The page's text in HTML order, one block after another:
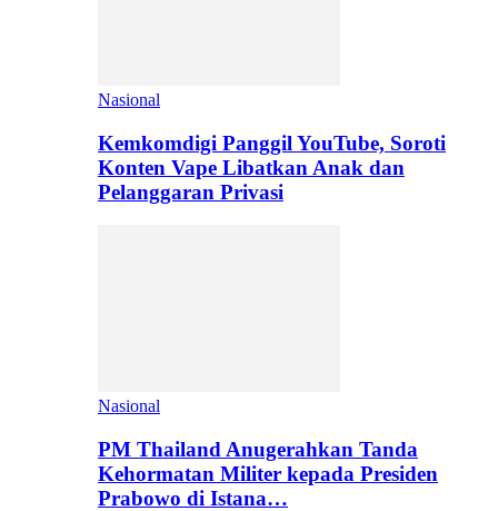
Nasional
Kemkomdigi Panggil YouTube, Soroti
Konten Vape Libatkan Anak dan
Pelanggaran Privasi
Nasional
PM Thailand Anugerahkan Tanda
Kehormatan Militer kepada Presiden
Prabowo di Istana…